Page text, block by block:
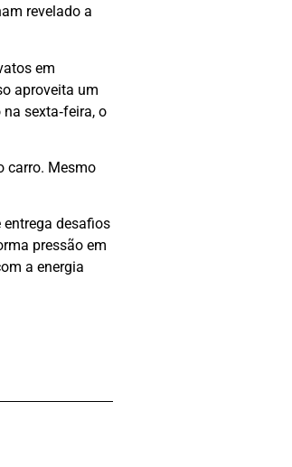
revelado a
em
aproveita um
sexta‑feira, o
carro. Mesmo
desafios
pressão em
a energia